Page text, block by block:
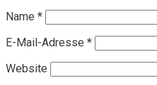
Name *
E-Mail-Adresse *
Website